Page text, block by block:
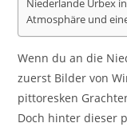
Niederlande Urbex
Atmosphäre und
Wenn du an die
zuerst Bilder von
pittoresken
Doch hinter dieser